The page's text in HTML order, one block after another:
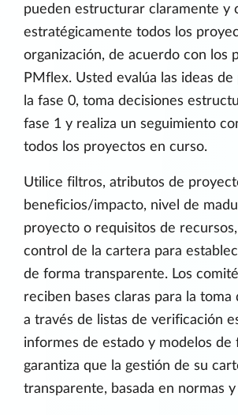
pueden estructurar claramente y
estratégicamente todos los
organización, de acuerdo con los
PMflex. Usted evalúa las ideas
la fase 0, toma decisiones
fase 1 y realiza un seguimiento
todos los proyectos en curso.
Utilice filtros, atributos de
beneficios/impacto, nivel de
proyecto o requisitos de
control de la cartera para
de forma transparente. Los
reciben bases claras para la toma
a través de listas de verificación
informes de estado y modelos de
garantiza que la gestión de su
transparente, basada en normas